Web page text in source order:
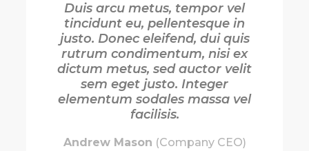
Duis arcu metus, tempor vel
tincidunt eu, pellentesque in
justo. Donec eleifend, dui quis
rutrum condimentum, nisi ex
dictum metus, sed auctor velit
sem eget justo. Integer
elementum sodales massa vel
facilisis.
Andrew Mason (Company CEO)